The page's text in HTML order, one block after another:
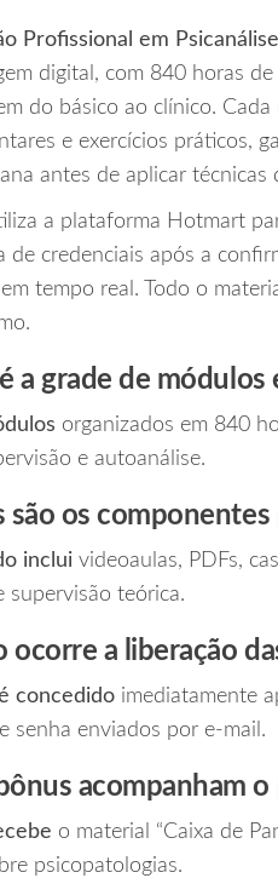
Profissional em
digital, com 840 horas
do básico ao clínico.
e exercícios práticos,
antes de aplicar técnicas
a plataforma Hotmart
de credenciais após a
tempo real. Todo o
a grade de
organizados em 840
e autoanálise.
são os
inclui videoaulas, PDFs,
supervisão teórica.
ocorre a liberação
concedido imediatamente
senha enviados por e‑mail.
acompanham
o material “Caixa de
psicopatologias.